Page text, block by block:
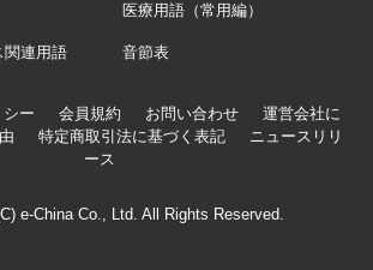
医療用語（常用編）
関連用語 音節表
ー 会員規約 お問い合わせ
運営会社に
特定商取引法に基づく表記
ニュースリリ
ース
e-China Co., Ltd. All Rights Reserved.